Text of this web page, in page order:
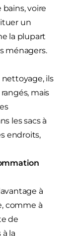
bains, voire
un
la plupart
ménagers.
ils
mais
les sacs à
endroits,
à
comme à
de
la